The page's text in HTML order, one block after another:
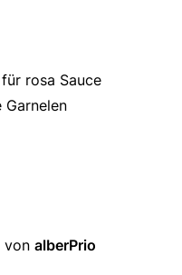
rosa Sauce
von alberPrio